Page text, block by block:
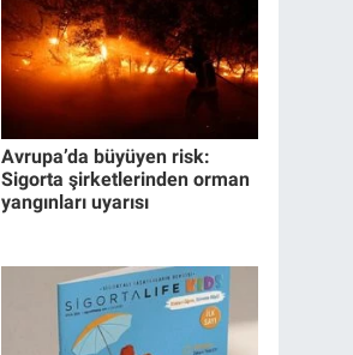
Avrupa’da büyüyen risk:
Sigorta şirketlerinden orman
yangınları uyarısı